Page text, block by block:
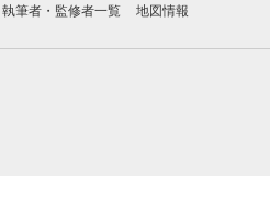
執筆者・監修者一覧 地図情報